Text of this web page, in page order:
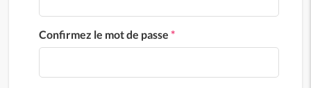
Confirmez le mot de passe *